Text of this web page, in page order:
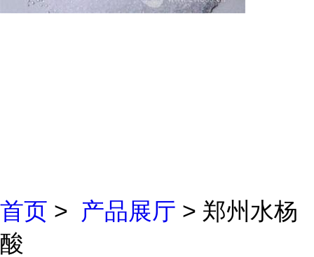
首页 > 产品展厅 > 郑州水杨
酸